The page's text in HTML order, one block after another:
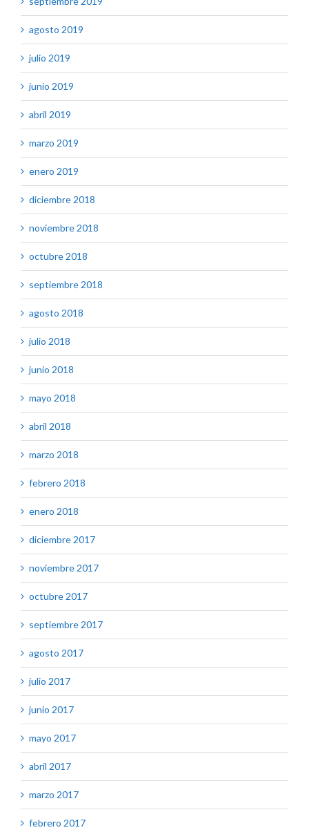
agosto 2019
julio 2019
junio 2019
abril 2019
marzo 2019
enero 2019
diciembre 2018
noviembre 2018
octubre 2018
septiembre 2018
agosto 2018
julio 2018
junio 2018
mayo 2018
abril 2018
marzo 2018
febrero 2018
enero 2018
diciembre 2017
noviembre 2017
octubre 2017
septiembre 2017
agosto 2017
julio 2017
junio 2017
mayo 2017
abril 2017
marzo 2017
febrero 2017